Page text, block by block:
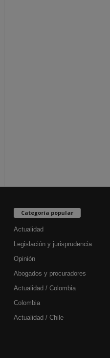
Categoría popular
Actualidad
Legislación y jurisprudencia
Opinión
Abogados y procuradores
Actualidad / Colombia
Colombia
Actualidad / Chile